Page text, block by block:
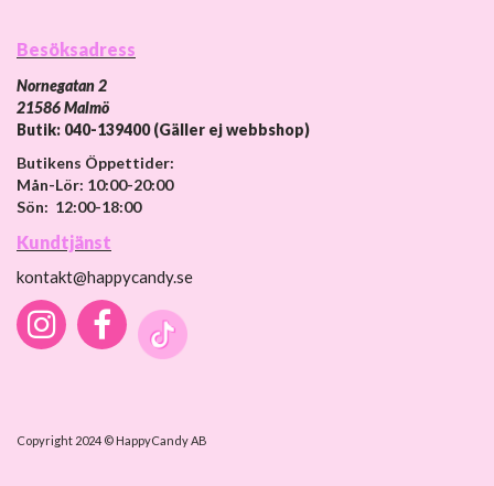
Besöksadress
Nornegatan 2
21586 Malmö
Butik: 040-139400 (Gäller ej webbshop)
Butikens Öppettider:
Mån-Lör: 10:00-20:00
Sön: 12:00-18:00
Kundtjänst
kontakt@happycandy.se
Copyright 2024 © HappyCandy AB